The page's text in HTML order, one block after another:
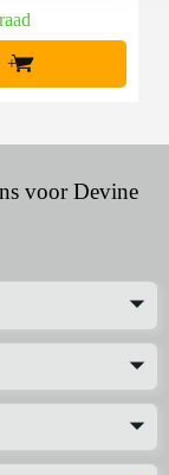
+
voor Devine